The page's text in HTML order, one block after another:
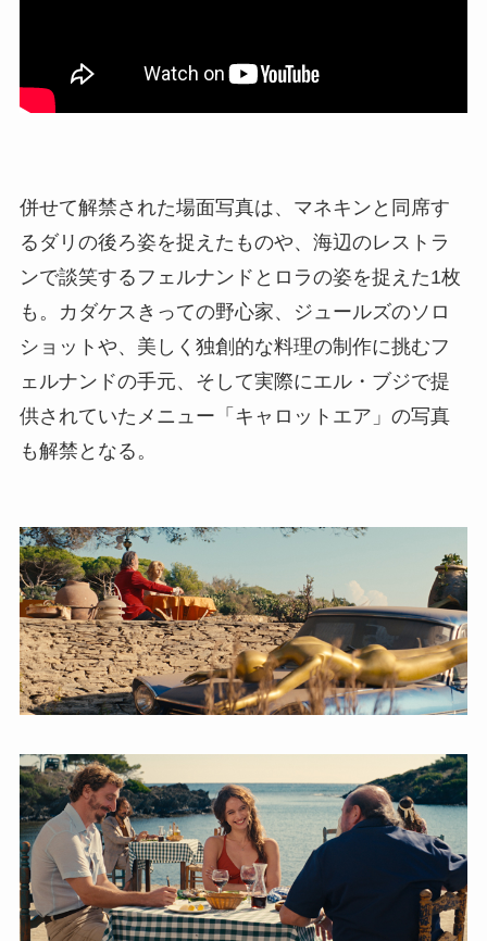
併せて解禁された場面写真は、マネキンと同席す
るダリの後ろ姿を捉えたものや、海辺のレストラ
ンで談笑するフェルナンドとロラの姿を捉えた1枚
も。カダケスきっての野心家、ジュールズのソロ
ショットや、美しく独創的な料理の制作に挑むフ
ェルナンドの手元、そして実際にエル・ブジで提
供されていたメニュー「キャロットエア」の写真
も解禁となる。